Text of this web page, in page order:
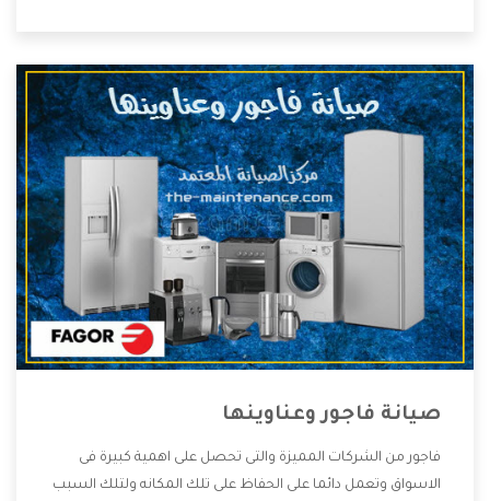
الأسعار التى تكون مناسبة لكثير من العملاء
صيانة فاجور وعناوينها
فاجور من الشركات المميزة والتى تحصل على اهمية كبيرة فى
الاسواق وتعمل دائما على الحفاظ على تلك المكانه ولتلك السبب